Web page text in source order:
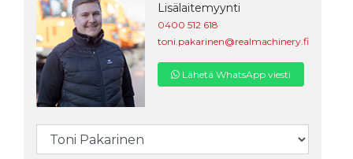
Lisälaitemyynti
0400 512 618
toni.pakarinen@realmachinery.fi
Lähetä WhatsApp viesti